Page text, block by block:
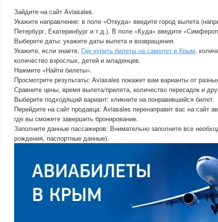
Зайдите на сайт Aviasales.
Укажите направление: в поле «Откуда» введите город вылета
Петербург, Екатеринбург и т.д.). В поле «Куда» введите
Выберите даты: укажите даты вылета и возвращения.
Укажите, если знаете, Где купить билеты на самолет в Крым,
количество взрослых, детей и младенцев.
Нажмите «Найти билеты».
Просмотрите результаты: Aviasales покажет вам варианты от
Сравните цены, время вылета/прилета, количество пересадок и
Выберите подходящий вариант: кликните на понравившийся билет.
Перейдите на сайт продавца: Aviasales перенаправит вас на сайт
где вы сможете завершить бронирование.
Заполните данные пассажиров: Внимательно заполните все
рождения, паспортные данные).